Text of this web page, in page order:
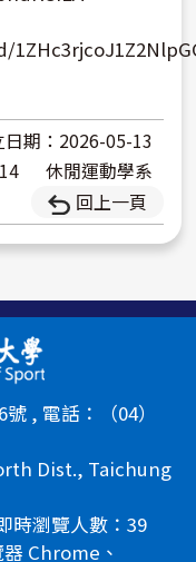
期：2026-05-13
休閒運動學系
回上一頁
, 電話：（04）
Dist., Taichung
時瀏覽人數：39
Chrome、